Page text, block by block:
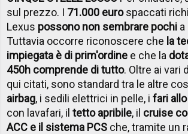
sul prezzo. I 71.000 eurospaccati
Lexus possono non sembrare pochi a
Tuttavia occorre riconoscere che la
impiegata è di prim'ordine e che la
450h comprende di tutto. Oltre ai vari
qui citati, sono standard tra le altre
airbag, i sedili elettrici in pelle, ifari
con lavafari, iltetto apribile, il cruise
ACC e il sistema PCS che, tramite un